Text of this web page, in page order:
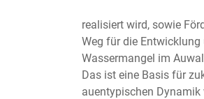
realisiert wird, sowie
Weg für die
Wassermangel im
Das ist eine Basis für
auentypischen Dynamik